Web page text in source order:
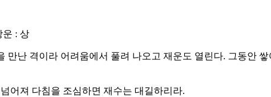
운 : 상
만난 격이라 어려움에서 풀려 나오고 재운도 열린다. 그동안
어져 다침을 조심하면 재수는 대길하리라.